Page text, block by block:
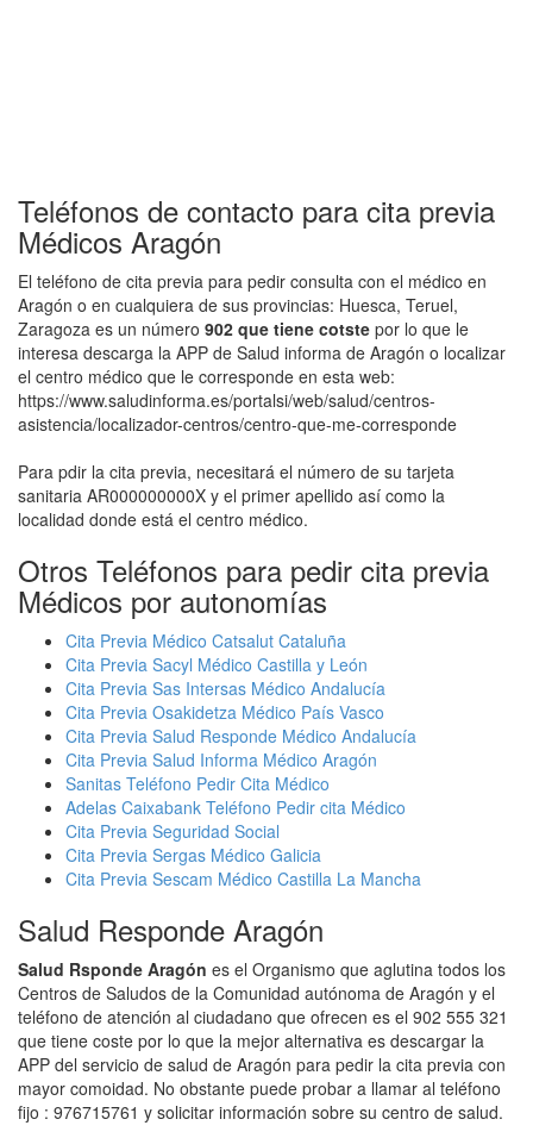
Teléfonos de contacto para cita previa
Médicos Aragón
El teléfono de cita previa para pedir consulta con el médico en
Aragón o en cualquiera de sus provincias: Huesca, Teruel,
Zaragoza es un número 902 que tiene cotste por lo que le
interesa descarga la APP de Salud informa de Aragón o localizar
el centro médico que le corresponde en esta web:
https://www.saludinforma.es/portalsi/web/salud/centros-
asistencia/localizador-centros/centro-que-me-corresponde
Para pdir la cita previa, necesitará el número de su tarjeta
sanitaria AR000000000X y el primer apellido así como la
localidad donde está el centro médico.
Otros Teléfonos para pedir cita previa
Médicos por autonomías
Cita Previa Médico Catsalut Cataluña
Cita Previa Sacyl Médico Castilla y León
Cita Previa Sas Intersas Médico Andalucía
Cita Previa Osakidetza Médico País Vasco
Cita Previa Salud Responde Médico Andalucía
Cita Previa Salud Informa Médico Aragón
Sanitas Teléfono Pedir Cita Médico
Adelas Caixabank Teléfono Pedir cita Médico
Cita Previa Seguridad Social
Cita Previa Sergas Médico Galicia
Cita Previa Sescam Médico Castilla La Mancha
Salud Responde Aragón
Salud Rsponde Aragón es el Organismo que aglutina todos los
Centros de Saludos de la Comunidad autónoma de Aragón y el
teléfono de atención al ciudadano que ofrecen es el 902 555 321
que tiene coste por lo que la mejor alternativa es descargar la
APP del servicio de salud de Aragón para pedir la cita previa con
mayor comoidad. No obstante puede probar a llamar al teléfono
fijo : 976715761 y solicitar información sobre su centro de salud.